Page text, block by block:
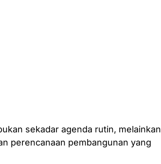
sekadar agenda rutin, melainkan
perencanaan pembangunan yang